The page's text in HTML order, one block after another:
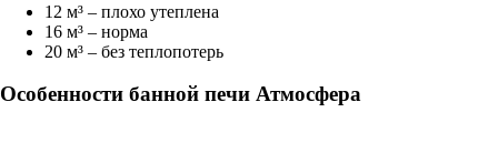
12 м³ – плохо утеплена
16 м³ – норма
20 м³ – без теплопотерь
Особенности банной печи Атмосфера